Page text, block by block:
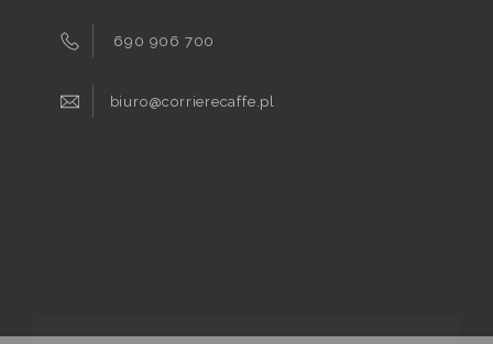
690 906 700
biuro@corrierecaffe.pl